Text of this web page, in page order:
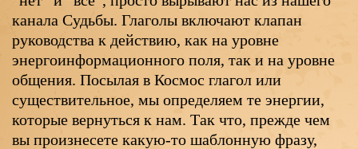
канала Судьбы. Глаголы включают клапан
руководства к действию, как на уровне
энергоинформационного поля, так и на уровне
общения. Посылая в Космос глагол или
существительное, мы определяем те энергии,
которые вернуться к нам. Так что, прежде чем
вы произнесете какую-то шаблонную фразу,